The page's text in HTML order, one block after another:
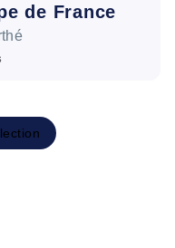
de France